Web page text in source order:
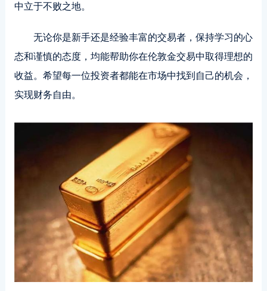
中立于不败之地。
无论你是新手还是经验丰富的交易者，保持学习的心
态和谨慎的态度，均能帮助你在伦敦金交易中取得理想的
收益。希望每一位投资者都能在市场中找到自己的机会，
实现财务自由。